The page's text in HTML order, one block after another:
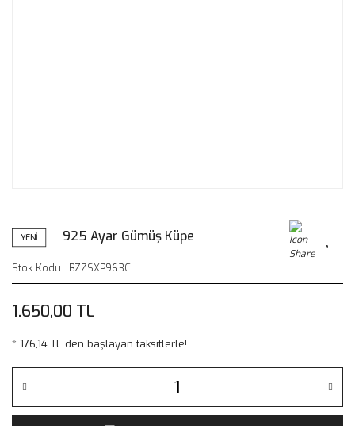
YENİ 925 Ayar Gümüş Küpe
Stok Kodu BZZSXP963C
1.650,00 TL
* 176,14 TL den başlayan taksitlerle!